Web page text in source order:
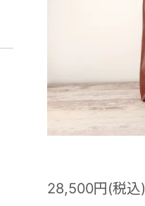
28,500円(税込)